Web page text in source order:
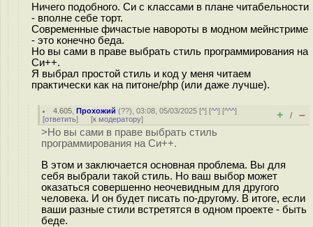
Ничего подобного. Си с классами в плане читабельности
- вполне себе торт.
Современные фичастые навороты в модном мейнстриме
- это конечно беда.
Но вы сами в праве выбрать стиль программирования на
Си++.
Я выбрал простой стиль и код у меня читаем
практически как на питоне/php (или даже лучше).
4.605 ,Прохожий (??), 03:08, 05/03/2025 [^] [^^] [^^^]
[ответить] [к модератору] + / –
>Но вы сами в праве выбрать стиль
программирования на Си++.
В этом и заключается основная проблема. Вы для
себя выбрали такой стиль. Но ваш выбор может
оказаться совершенно неочевидным для другого
человека. И он будет писать по-другому. В итоге, если
ваши разные стили встретятся в одном проекте - быть
беде.